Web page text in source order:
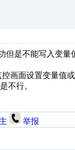
但是不能写入变
画面设置变量值
不行。
举报